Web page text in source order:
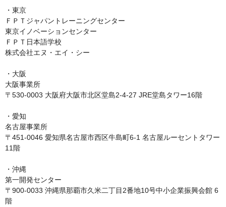
・東京
ＦＰＴジャパントレーニングセンター
東京イノベーションセンター
ＦＰＴ日本語学校
株式会社エヌ・エイ・シー
・大阪
大阪事業所
〒530-0003 大阪府大阪市北区堂島2-4-27 JRE堂島タワー16階
・愛知
名古屋事業所
〒451-0046 愛知県名古屋市西区牛島町6-1 名古屋ルーセントタワー
11階
・沖縄
第一開発センター
〒900-0033 沖縄県那覇市久米二丁目2番地10号中小企業振興会館 6
階